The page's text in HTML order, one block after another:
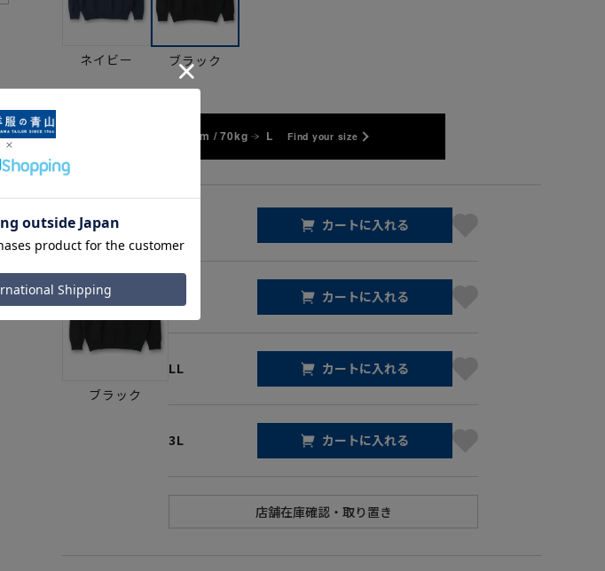
ネイビー ブラック
173cm / 70kg L Find your size
ブラック
カートに入れる
カートに入れる
LL カートに入れる
3L カートに入れる